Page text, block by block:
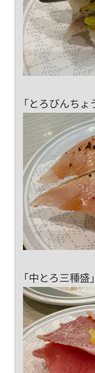
「とろびんちょ
「中とろ三種盛」